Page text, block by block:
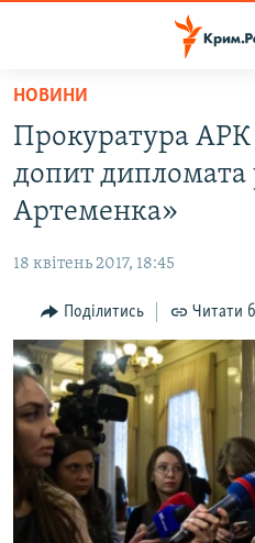
Перейти
основного
матеріалу
Перейти
до
основної
Перейти
до
пошуку
ВОДА.КРИМ
ВІДЕО ТА ФОТО
БЛОГИ
ПОГЛЯД
ІНТЕРВ'Ю
ВСЕ ЗА ДЕНЬ
СПЕЦПРОЕКТИ
ДЕПОРТАЦІЯ
ВІДЕОУРОКИ «ELIFBE»
ЯК ОБІЙТИ БЛОКУВАННЯ
Русский
НОВИНИ
Прокуратура
допит дипломата
Артеменка»
18 квітень 2017, 18:45
Поділитись Читати